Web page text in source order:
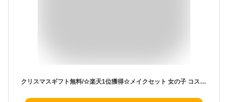
クリスマスギフト無料/☆楽天1位獲得☆メイクセット 女の子 コスメセット 日本製 おもちゃ お化粧セット 女の子 ドレッサー 子供 メイクアップケース付き 子供 なりきり ごっこ遊び 6歳以上 女の子 誕生日 プレゼント人気 クリスマス プレゼント